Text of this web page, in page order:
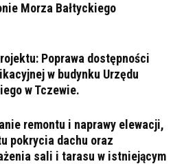
Morza Bałtyckiego
Poprawa dostępności
w budynku Urzędu
w Tczewie.
remontu i naprawy elewacji,
pokrycia dachu oraz
sali i tarasu w istniejącym